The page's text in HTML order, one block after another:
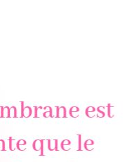
est
que le